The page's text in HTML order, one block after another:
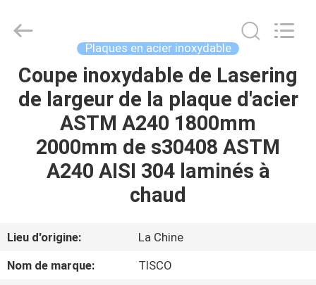
MAISON
PRODUITS
NOUS
STEEL
INDUSTRIAL
Rights
Reserved.
Plaques en acier inoxydable
Coupe inoxydable de Lasering
de largeur de la plaque d'acier
ASTM A240 1800mm
2000mm de s30408 ASTM
A240 AISI 304 laminés à
chaud
Lieu d'origine:
La Chine
Nom de marque:
TISCO